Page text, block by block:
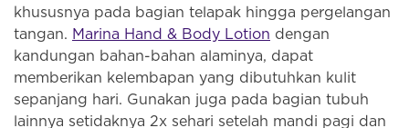
khususnya pada bagian telapak hingga pergelangan
tangan. Marina Hand & Body Lotion dengan
kandungan bahan-bahan alaminya, dapat
memberikan kelembapan yang dibutuhkan kulit
sepanjang hari. Gunakan juga pada bagian tubuh
lainnya setidaknya 2x sehari setelah mandi pagi dan